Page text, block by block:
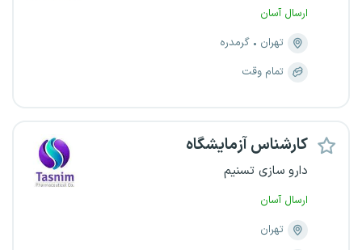
ارسال آسان
تهران
گرمدره
تمام وقت
کارشناس آزمایشگاه
دارو سازی تسنیم
ارسال آسان
تهران